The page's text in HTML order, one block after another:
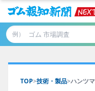
例）
TOP>技術・製品>ハンツ